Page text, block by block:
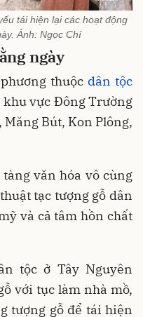
tái hiện lại các hoạt động
Ảnh: Ngọc Chí
ngày
thuộc dân tộc
vực Đông Trường
Bút, Kon Plông,
văn hóa vô cùng
tạc tượng gỗ dân
và cả tâm hồn chất
tộc ở Tây Nguyên
với tục làm nhà mồ,
tượng gỗ để tái hiện